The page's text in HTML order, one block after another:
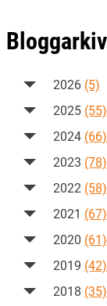
Bloggarkiv
2026 (5)
2025 (55)
2024 (66)
2023 (78)
2022 (58)
2021 (67)
2020 (61)
2019 (42)
2018 (35)